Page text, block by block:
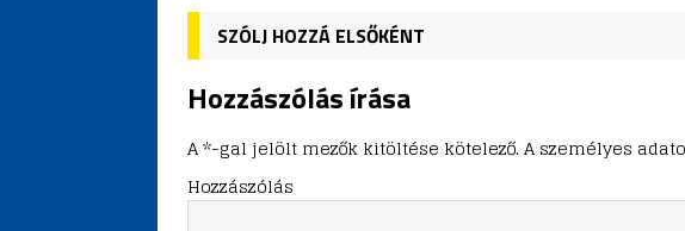
SZÓLJ HOZZÁ ELSŐKÉNT
Hozzászólás írása
A *-gal jelölt mezők kitöltése kötelező. A személyes
Hozzászólás